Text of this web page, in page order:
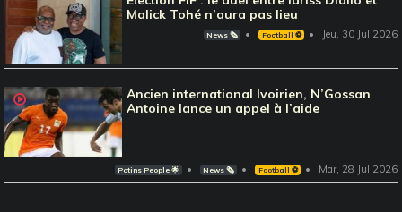
Malick Tohé n’aura pas lieu
News 🗞️ Football ⚽️ Jeu, 30 Jul 2026
Ancien international Ivoirien, N’Gossan
Antoine lance un appel à l’aide
Potins People 🌟 News 🗞️ Football ⚽️ Mar, 28 Jul 2026